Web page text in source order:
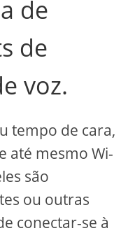
de
de
voz.
tempo de cara,
até mesmo Wi-
são
ou outras
conectar-se à